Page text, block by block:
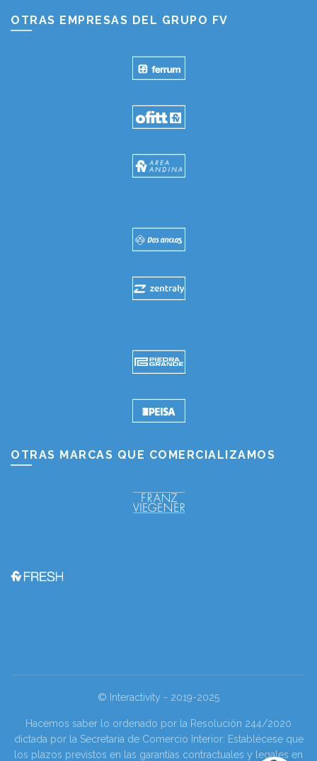
OTRAS EMPRESAS DEL GRUPO FV
OTRAS MARCAS QUE COMERCIALIZAMOS
© Interactivity - 2019-2025
Hacemos saber lo ordenado por la Resolución 244/2020
dictada por la Secretaria de Comercio Interior: Establécese que
los plazos previstos en las garantías contractuales y legales en